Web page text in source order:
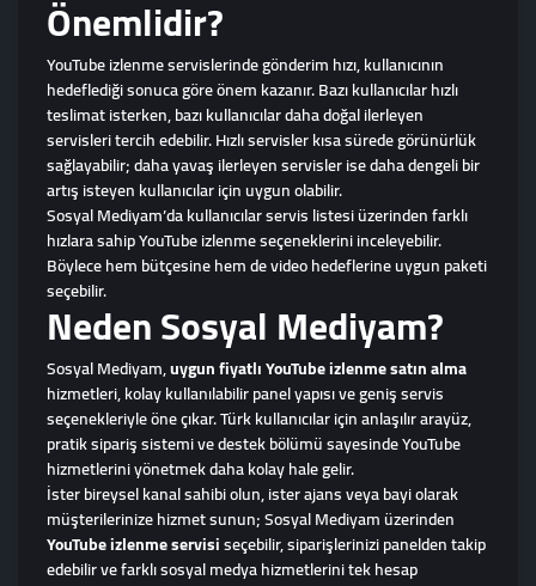
Önemlidir?
YouTube izlenme servislerinde gönderim hızı, kullanıcının
hedeflediği sonuca göre önem kazanır. Bazı kullanıcılar hızlı
teslimat isterken, bazı kullanıcılar daha doğal ilerleyen
servisleri tercih edebilir. Hızlı servisler kısa sürede görünürlük
sağlayabilir; daha yavaş ilerleyen servisler ise daha dengeli bir
artış isteyen kullanıcılar için uygun olabilir.
Sosyal Mediyam’da kullanıcılar servis listesi üzerinden farklı
hızlara sahip YouTube izlenme seçeneklerini inceleyebilir.
Böylece hem bütçesine hem de video hedeflerine uygun paketi
seçebilir.
Neden Sosyal Mediyam?
Sosyal Mediyam,uygun fiyatlı YouTube izlenme satın alma
hizmetleri, kolay kullanılabilir panel yapısı ve geniş servis
seçenekleriyle öne çıkar. Türk kullanıcılar için anlaşılır arayüz,
pratik sipariş sistemi ve destek bölümü sayesinde YouTube
hizmetlerini yönetmek daha kolay hale gelir.
İster bireysel kanal sahibi olun, ister ajans veya bayi olarak
müşterilerinize hizmet sunun; Sosyal Mediyam üzerinden
YouTube izlenme servisiseçebilir, siparişlerinizi panelden takip
edebilir ve farklı sosyal medya hizmetlerini tek hesap